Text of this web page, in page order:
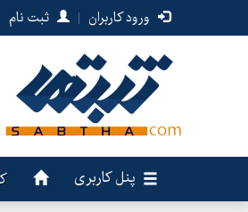
ورود کاربران | ثبت نام
پنل کاربری